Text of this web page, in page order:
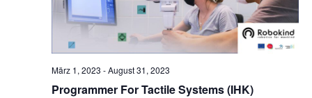
Programmer For Tactile Systems (IHK)
März 1, 2023 -August 31, 2023